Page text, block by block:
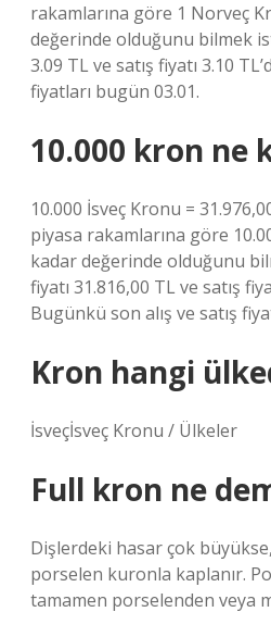
rakamlarına göre 1 Norveç
değerinde olduğunu bilmek
3.09 TL ve satış fiyatı 3.10
fiyatları bugün 03.01.
10.000 kron ne
10.000 İsveç Kronu =
piyasa rakamlarına göre
kadar değerinde olduğunu
fiyatı 31.816,00 TL ve satış
Bugünkü son alış ve satış
Kron hangi
İsveçİsveç Kronu / Ülkeler
Full kron ne
Dişlerdeki hasar çok
porselen kuronla kaplanır.
tamamen porselenden veya